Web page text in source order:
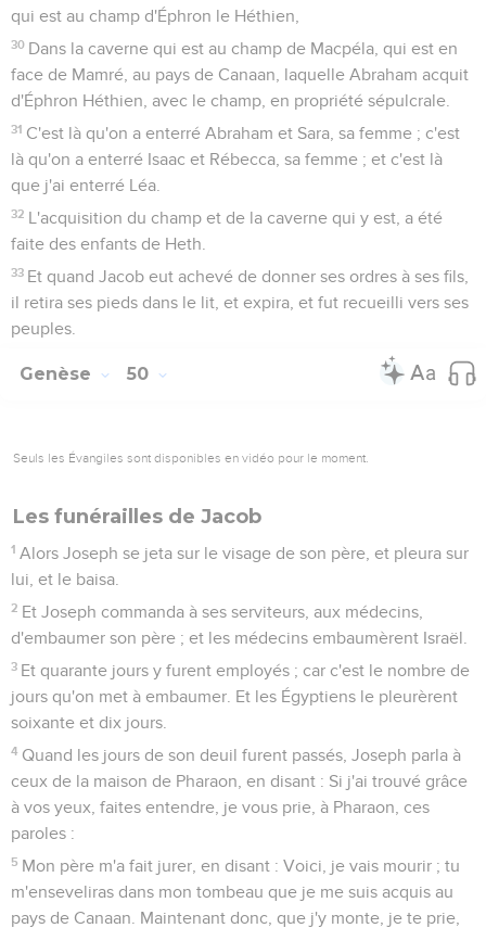
qui est au champ d'Éphron le Héthien,
30 Dans la caverne qui est au champ de Macpéla, qui est en
face de Mamré, au pays de Canaan, laquelle Abraham acquit
d'Éphron Héthien, avec le champ, en propriété sépulcrale.
31 C'est là qu'on a enterré Abraham et Sara, sa femme ; c'est
là qu'on a enterré Isaac et Rébecca, sa femme ; et c'est là
que j'ai enterré Léa.
32 L'acquisition du champ et de la caverne qui y est, a été
faite des enfants de Heth.
33 Et quand Jacob eut achevé de donner ses ordres à ses fils,
il retira ses pieds dans le lit, et expira, et fut recueilli vers ses
peuples.
Genèse 50
Seuls les Évangiles sont disponibles en vidéo pour le moment.
Les funérailles de Jacob
1 Alors Joseph se jeta sur le visage de son père, et pleura sur
lui, et le baisa.
2 Et Joseph commanda à ses serviteurs, aux médecins,
d'embaumer son père ; et les médecins embaumèrent Israël.
3 Et quarante jours y furent employés ; car c'est le nombre de
jours qu'on met à embaumer. Et les Égyptiens le pleurèrent
soixante et dix jours.
4 Quand les jours de son deuil furent passés, Joseph parla à
ceux de la maison de Pharaon, en disant : Si j'ai trouvé grâce
à vos yeux, faites entendre, je vous prie, à Pharaon, ces
paroles :
5 Mon père m'a fait jurer, en disant : Voici, je vais mourir ; tu
m'enseveliras dans mon tombeau que je me suis acquis au
pays de Canaan. Maintenant donc, que j'y monte, je te prie,